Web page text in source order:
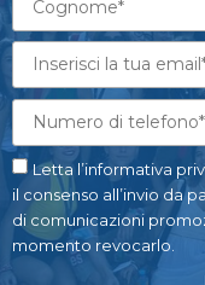
Letta l’informativa
il consenso all’invio da
di comunicazioni
momento revocarlo.